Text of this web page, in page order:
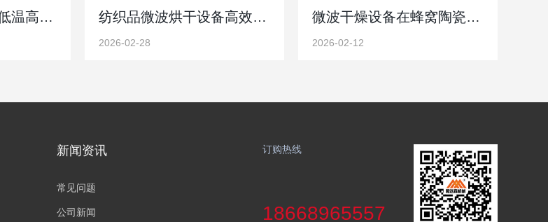
酱菜微波杀菌设备低温高效杀菌锁鲜防腐更节能 纺织品微波烘干设备高效节能护面料厂家直供品质保障
2026-02-28
微波干燥设备在蜂窝陶瓷过滤网中的优势和重要性
2026-02-12
新闻资讯
常见问题
公司新闻
订购热线
18668965557